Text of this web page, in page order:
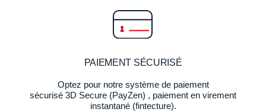
PAIEMENT SÉCURISÉ
Optez pour notre système de paiement
sécurisé 3D Secure (PayZen) , paiement en virement
instantané (fintecture).